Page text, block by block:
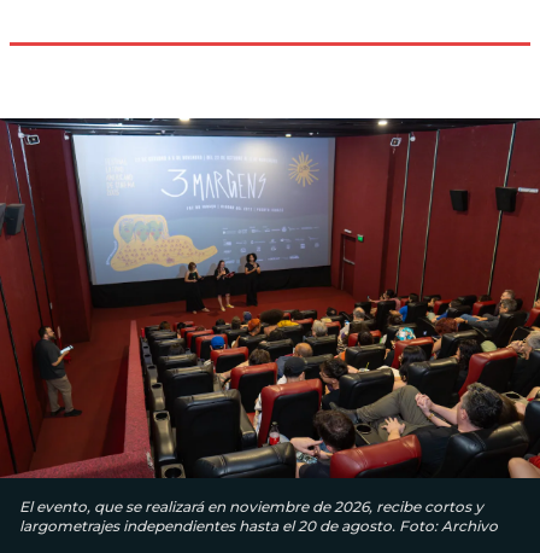
El evento, que se realizará en noviembre de 2026, recibe cortos y
largometrajes independientes hasta el 20 de agosto. Foto: Archivo